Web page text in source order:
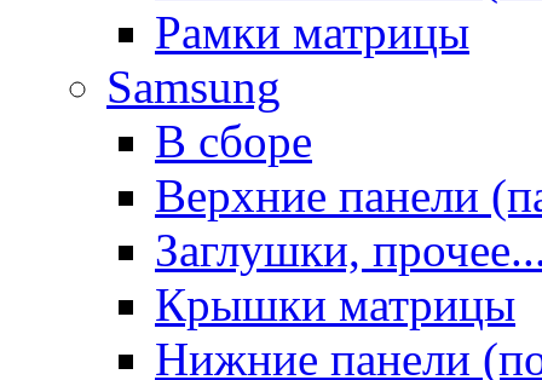
Рамки матрицы
Samsung
В сборе
Верхние панели
Заглушки,
Крышки матрицы
Нижние панели